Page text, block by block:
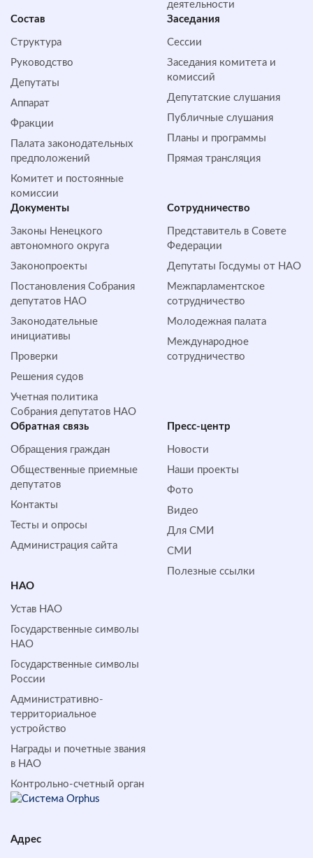
деятельности
Состав
Структура
Руководство
Депутаты
Аппарат
Фракции
Палата законодательных
предположений
Комитет и постоянные
комиссии
Заседания
Сессии
Заседания комитета и
комиссий
Депутатские слушания
Публичные слушания
Планы и программы
Прямая трансляция
Документы
Законы Ненецкого
автономного округа
Законопроекты
Постановления Собрания
депутатов НАО
Законодательные
инициативы
Проверки
Решения судов
Учетная политика
Собрания депутатов НАО
Сотрудничество
Представитель в Совете
Федерации
Депутаты Госдумы от НАО
Межпарламентское
сотрудничество
Молодежная палата
Международное
сотрудничество
Обратная cвязь
Обращения граждан
Общественные приемные
депутатов
Контакты
Тесты и опросы
Администрация сайта
Пресс-центр
Новости
Наши проекты
Фото
Видео
Для СМИ
СМИ
Полезные ссылки
НАО
Устав НАО
Государственные символы
НАО
Государственные символы
России
Административно-
территориальное
устройство
Награды и почетные звания
в НАО
Контрольно-счетный орган
Адрес